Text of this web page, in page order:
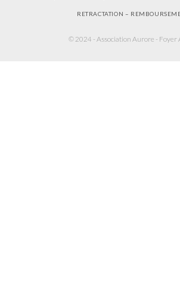
RETRACTATION –
© 2024 - Association Aurore - Foyer